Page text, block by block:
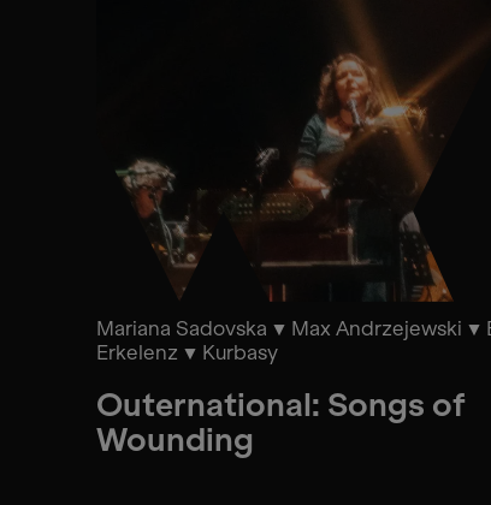
Mariana Sadovska Max Andrzejewski
Erkelenz
Kurbasy
Outernational: Songs of
Wounding